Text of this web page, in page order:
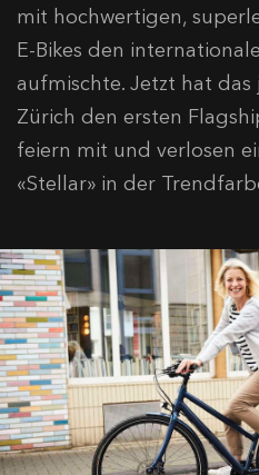
mit hochwertigen,
E-Bikes den
aufmischte. Jetzt hat
Zürich den ersten
feiern mit und verlosen
«Stellar» in der